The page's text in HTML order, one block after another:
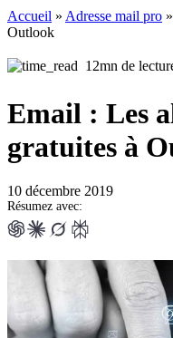
Accueil » Adresse mail pro »
Outlook
12mn de
Email : Les
gratuites à
10 décembre 2019
Résumez avec: